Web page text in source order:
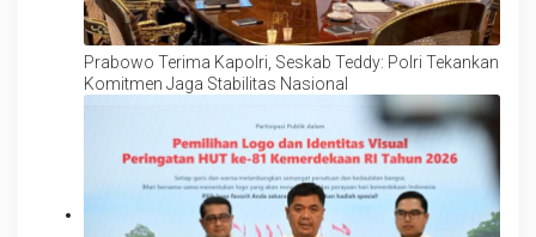
Prabowo Terima Kapolri, Seskab Teddy: Polri Tekankan
Komitmen Jaga Stabilitas Nasional